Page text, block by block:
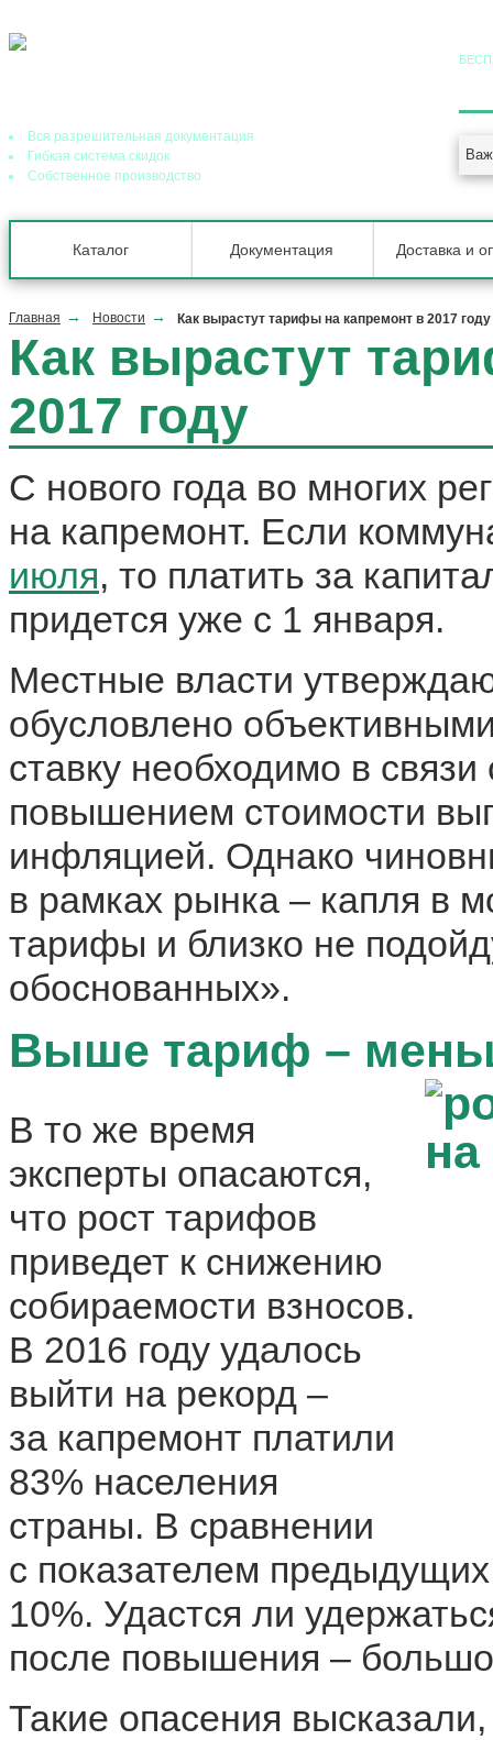
Вся разрешительная документация
Гибкая система скидок
Собственное производство
Каталог Документация Доставка и
Главная Новости Как вырастут тарифы на капремонт в 2017 году
Как вырастут
2017 году
С нового года во многих
на капремонт. Если
июля, то платить за
придется уже с 1 января.
Местные власти
обусловлено
ставку необходимо в
повышением стоимости
инфляцией. Однако
в рамках рынка – капля в
тарифы и близко не
обоснованных».
Выше тариф –
В то же время
эксперты опасаются,
что рост тарифов
приведет к снижению
собираемости взносов.
В 2016 году удалось
выйти на рекорд –
за капремонт платили
83% населения
страны. В сравнении
с показателем
10%. Удастся ли
после повышения –
Такие опасения